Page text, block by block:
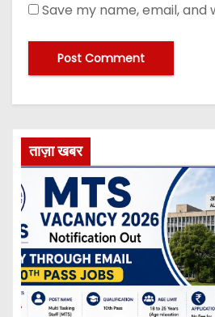
Save my name, email,
ताज़ा खबर